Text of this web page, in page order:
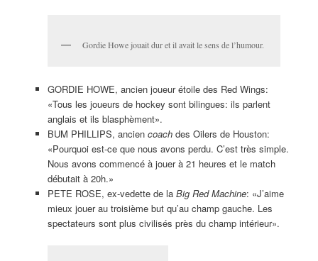
Gordie Howe jouait dur et il avait le sens de l’humour.
GORDIE HOWE, ancien joueur étoile des Red Wings:
«Tous les joueurs de hockey sont bilingues: ils parlent
anglais et ils blasphèment».
BUM PHILLIPS, ancien coachdes Oilers de Houston:
«Pourquoi est-ce que nous avons perdu. C’est très simple.
Nous avons commencé à jouer à 21 heures et le match
débutait à 20h.»
PETE ROSE, ex-vedette de la Big Red Machine: «J’aime
mieux jouer au troisième but qu’au champ gauche. Les
spectateurs sont plus civilisés près du champ intérieur».